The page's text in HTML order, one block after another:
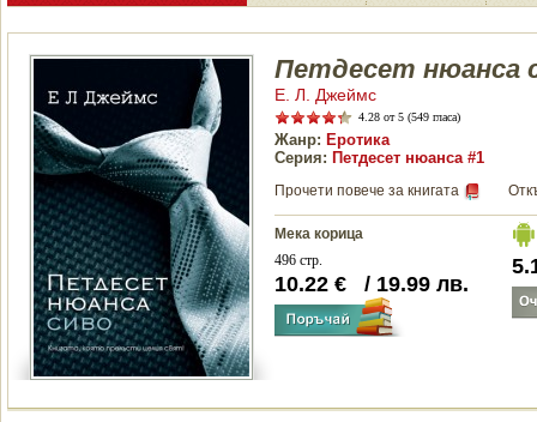
Петдесет нюанса
Е. Л. Джеймс
4.28 от 5 (549 гласа)
Жанр: Еротика
Серия: Петдесет нюанса #1
Прочети повече за книгата
Мека корица
496 стр.
10.22 € / 19.99 лв.